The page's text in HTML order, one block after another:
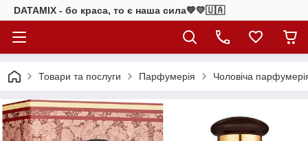
DATAMIX - бо краcа, то є наша сила​💙💛🇺🇦​
Товари та послуги Парфумерія Чоловіча